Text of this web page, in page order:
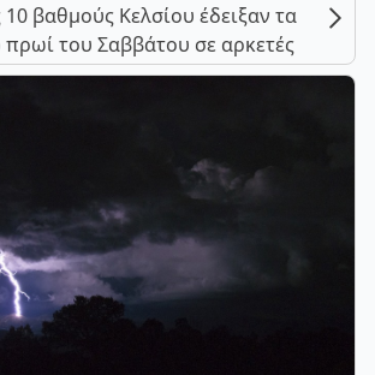
βαθμούς Κελσίου έδειξαν τα
του Σαββάτου σε αρκετές